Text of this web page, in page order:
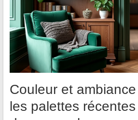
Couleur et
les palettes